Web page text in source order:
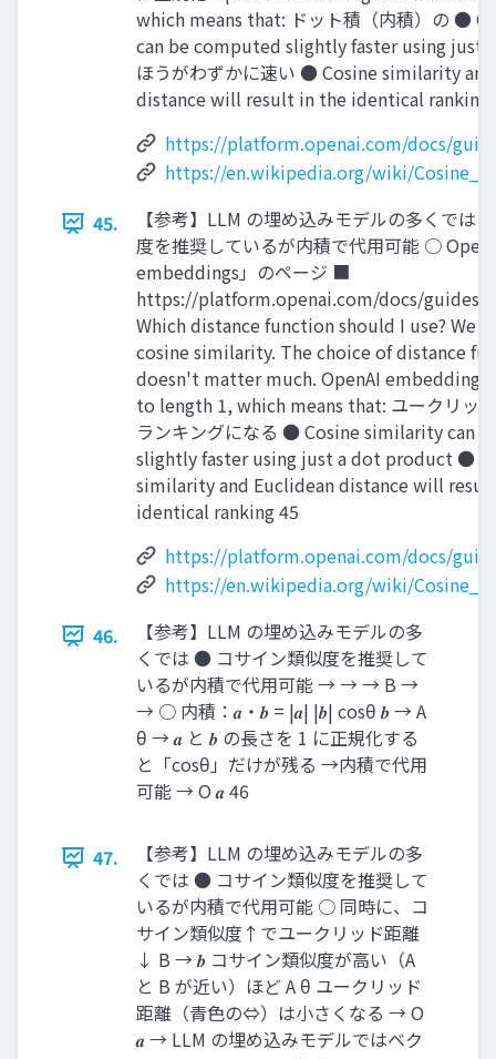
which means that: ドット積（内積）の ●
can be computed slightly faster using just
ほうがわずかに速い ● Cosine similarity
distance will result in the identical ranking
https://platform.openai.com/docs/
https://en.wikipedia.org/wiki/
45.
【参考】LLM の埋め込みモデルの多くでは
度を推奨しているが内積で代用可能 ○
embeddings」のページ ■
https://platform.openai.com/docs/guides/
Which distance function should I use? We
cosine similarity. The choice of distance
doesn't matter much. OpenAI embeddings
to length 1, which means that: ユークリッ
ランキングになる ● Cosine similarity can
slightly faster using just a dot product ●
similarity and Euclidean distance will
identical ranking 45
https://platform.openai.com/docs/
https://en.wikipedia.org/wiki/
46.
【参考】LLM の埋め込みモデルの多
くでは ● コサイン類似度を推奨して
いるが内積で代用可能 → → → B →
→ ○ 内積：𝒂・𝒃 = |𝒂| |𝒃| cosθ 𝒃 → A
θ → 𝒂 と 𝒃 の長さを 1 に正規化する
と「cosθ」だけが残る →内積で代用
可能 → O 𝒂 46
47.
【参考】LLM の埋め込みモデルの多
くでは ● コサイン類似度を推奨して
いるが内積で代用可能 ○ 同時に、コ
サイン類似度↑でユークリッド距離
↓ B → 𝒃 コサイン類似度が高い（A
と B が近い）ほど A θ ユークリッド
距離（青色の⇔）は小さくなる → O
𝒂 → LLM の埋め込みモデルではベク